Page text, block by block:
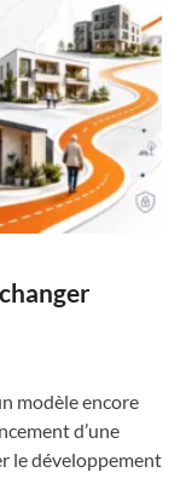
modèle encore
d’une
le développement